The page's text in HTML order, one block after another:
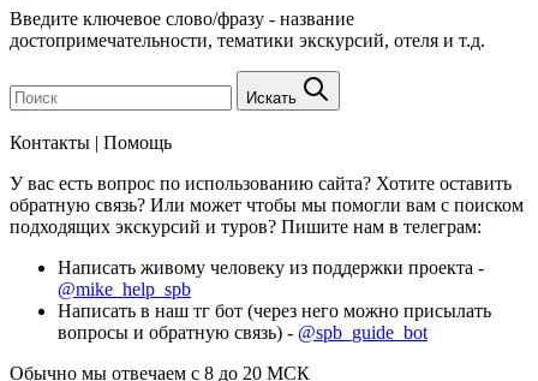
Введите ключевое слово/фразу - название
достопримечательности, тематики экскурсий, отеля и т.д.
Искать
Контакты | Помощь
У вас есть вопрос по использованию сайта? Хотите оставить
обратную связь? Или может чтобы мы помогли вам с поиском
подходящих экскурсий и туров? Пишите нам в телеграм:
Написать живому человеку из поддержки проекта -
@mike_help_spb
Написать в наш тг бот (через него можно присылать
вопросы и обратную связь) - @spb_guide_bot
Обычно мы отвечаем с 8 до 20 МСК